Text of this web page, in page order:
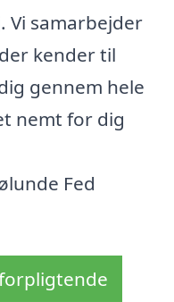
Vi samarbejder
kender til
gennem hele
nemt for dig
Fed